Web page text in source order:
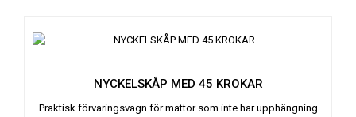
NYCKELSKÅP MED 45 KROKAR
Praktisk förvaringsvagn för mattor som inte har upphängning